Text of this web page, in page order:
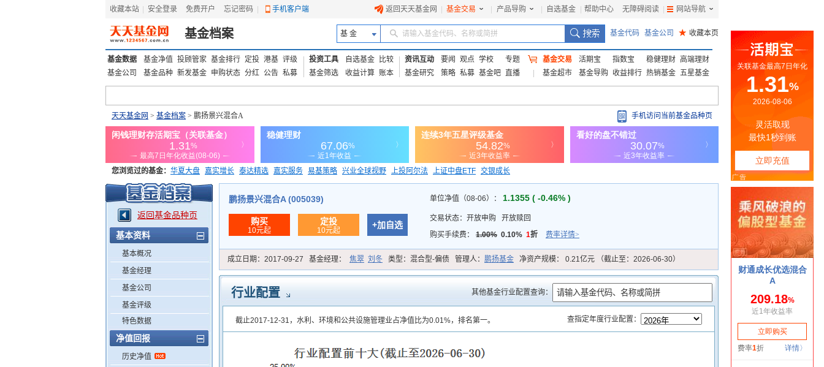
收藏本站 安全登录 免费开户 忘记密码 手机客户端 返回天天基金网 基金交易 产品导购 自选基金 帮助中心 无障碍阅读 网站导航
基金档案 基 金 请输入基金代码、名称或简拼 基金代码 基金公司 ★ 收藏本页
基金数据 基金净值 投顾管家 基金排行 定投 港基 评级
基金公司
基金品种 新发基金 申购状态 分红 公告 私募
投资工具 自选基金
比较
基金筛选
收益计算 账本
资讯互动 要闻 观点 学校
专题
基金研究
策略 私募 基金吧 直播
基金交易 活期宝 指数宝 稳健理财 高端理财
基金超市
基金导购 收益排行 热销基金 五星基金
天天基金网 > 基金档案 > 鹏扬景兴混合A 手机访问当前基金品种页
您浏览过的基金： 华夏大盘 嘉实增长 泰达精选 嘉实服务 易基策略 兴业全球视野 上投阿尔法 上证中盘ETF 交银成长
添富优势 华安宏利 上证180价值ETF
返回基金品种页
基本资料
基本概况
基金经理
基金公司
基金评级
特色数据
净值回报
历史净值
鹏扬景兴混合A (005039)
购买
10元起
定投
10元起
+加自选
单位净值（08-06）： 1.1355 ( -0.46% )
交易状态： 开放申购
开放赎回
购买手续费： 1.00% 0.10% 1折 费率详情>
成立日期： 2017-09-27 基金经理： 焦翠 刘冬 类型： 混合型-偏债 管理人： 鹏扬基金 净资产规模： 0.21亿元 （截止至：2026-06-30）
行业配置 其他基金行业配置查询：
截止2017-12-31，水利、环境和公共设施管理业占净值比为0.01%，排名第一。 查指定年度行业配置：